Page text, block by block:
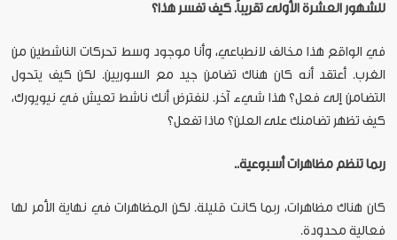
للشهور العشرة الأولى تقريباً. كيف تفسر هذا؟
في الواقع هذا مخالف لانطباعي، وأنا موجود وسط تحركات الناشطين من
الغرب. أعتقد أنه كان هناك تضامن جيد مع السوريين. لكن كيف يتحول
التضامن إلى فعل؟ هذا شيء آخر. لنفترض أنك ناشط تعيش في نيويورك،
كيف تظهر تضامنك على العلن؟ ماذا تفعل؟
ربما تنظم مظاهرات أسبوعية..
كان هناك مظاهرات، ربما كانت قليلة. لكن المظاهرات في نهاية الأمر لها
فعالية محدودة.